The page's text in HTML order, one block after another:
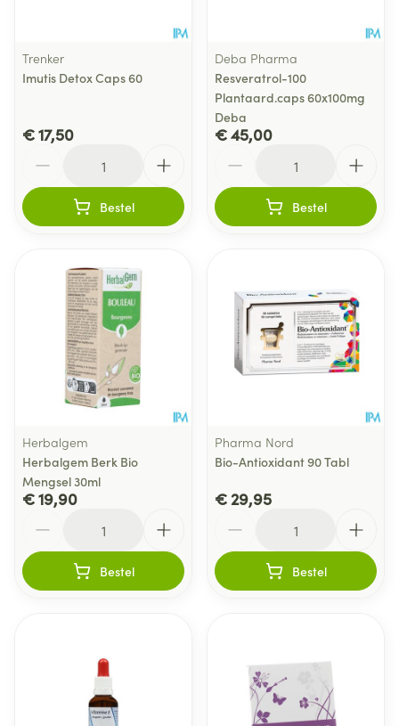
Trenker
Imutis Detox Caps 60
€ 17,50
Bestel
Deba Pharma
Resveratrol-100
Plantaard.caps 60x100mg
Deba
€ 45,00
Bestel
Herbalgem
Herbalgem Berk Bio
Mengsel 30ml
€ 19,90
Bestel
Pharma Nord
Bio-Antioxidant 90 Tabl
€ 29,95
Bestel